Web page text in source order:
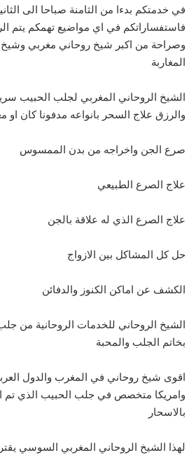
في خدمتكم بدءا من الثامنة صباحا الى
فاستفساراتكم في اي مواضيع تهمكم يتم
وصراحة من اكبر شيخ روحاني مغربي وشيخ
المغاربة
الشيخ الروحاني المغربي لجلب الحبيب
والرزق علاج السحر بانواعه مدفونا كان او
صرع الجن واخراجه من بدن الممسوس
علاج الصرع الطبيعي
علاج الصرع الذي له علاقة بالجن
حل كل المشاكل بين الازواج
الكشف عن اماكن الكنوز والدفائن
الشيخ الروحاني للخدمات الروحانية من
بخاتم الجلب والمحبة
اقوى شيخ روحاني في المغرب والدول
وامريكا متخصص في جلب الحبيب الذي تم
بالاسحار
لهذا الشيخ الروحاني المغربي السوسي